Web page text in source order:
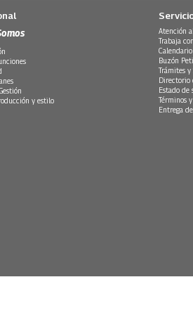
y estilo
Atención
Trabaja
Buzón
Trámites y
Directorio
Estado de
Términos
Entrega